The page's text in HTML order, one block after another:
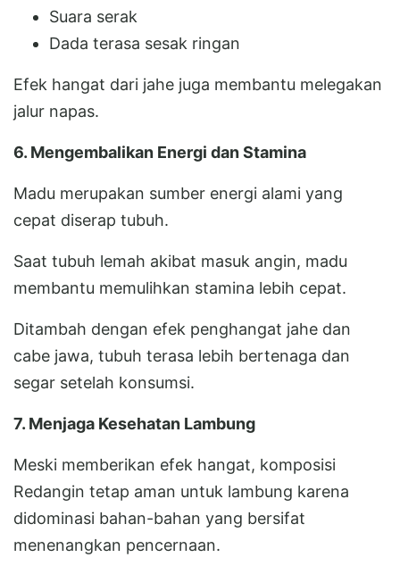
Suara serak
Dada terasa sesak ringan
Efek hangat dari jahe juga membantu melegakan
jalur napas.
6. Mengembalikan Energi dan Stamina
Madu merupakan sumber energi alami yang
cepat diserap tubuh.
Saat tubuh lemah akibat masuk angin, madu
membantu memulihkan stamina lebih cepat.
Ditambah dengan efek penghangat jahe dan
cabe jawa, tubuh terasa lebih bertenaga dan
segar setelah konsumsi.
7. Menjaga Kesehatan Lambung
Meski memberikan efek hangat, komposisi
Redangin tetap aman untuk lambung karena
didominasi bahan-bahan yang bersifat
menenangkan pencernaan.